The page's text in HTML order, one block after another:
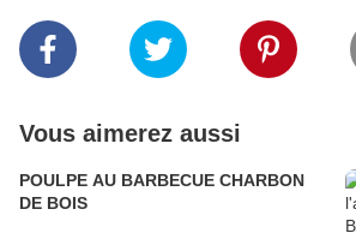
Vous aimerez aussi
POULPE AU BARBECUE CHARBON
DE BOIS